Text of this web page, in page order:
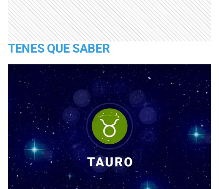
TENES QUE SABER